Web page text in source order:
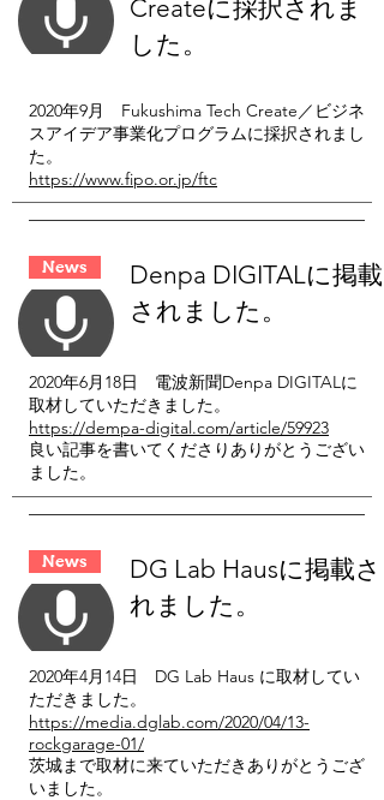
Createに採択されま
した。
2020年9月 Fukushima Tech Create／ビジネ
スアイデア事業化プログラムに採択されまし
た。
https://www.fipo.or.jp/ftc
News Denpa DIGITALに掲載
されました。
2020年6月18日 電波新聞Denpa DIGITALに
取材していただきました。
https://dempa-digital.com/article/59923
良い記事を書いてくださりありがとうござい
ました。
News DG Lab Hausに掲載さ
れました。
2020年4月14日 DG Lab Haus に取材してい
ただきました。
https://media.dglab.com/2020/04/13-
rockgarage-01/
茨城まで取材に来ていただきありがとうござ
いました。